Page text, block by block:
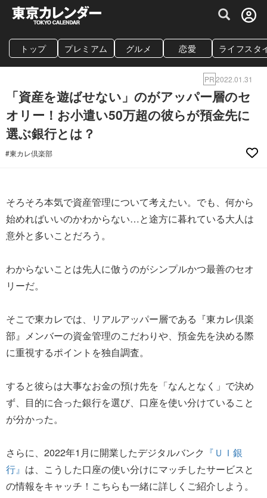
グルメ情報・プレミアムレストラン予約
トップ プレミアム グルメ 恋愛 ライフスタ
PR2022.01.31
「資産を遊ばせない」のがアッパー層のセ
オリー！お小遣い50万超の彼らが預金先に
選ぶ銀行とは？
#東カレ倶楽部
そろそろ本気で資産管理について考えたい。でも、何から
始めればいいのかわからない…と途方に暮れている大人は
意外と多いことだろう。
わからないことは先人に倣うのがシンプルかつ最善のセオ
リーだ。
そこで東カレでは、リアルアッパー層である『東カレ倶楽
部』メンバーの資金管理のこだわりや、預金先を決める際
に重視するポイントを独自調査。
すると彼らは大事なお金の預け先を「なんとなく」で決め
ず、目的に合った銀行を選び、口座を使い分けていること
が分かった。
さらに、2022年1月に開業したデジタルバンク 『ＵＩ銀
行』 は、こうした口座の使い分けにマッチしたサービスと
の情報をキャッチ！こちらも一緒に詳しくご紹介しよう。